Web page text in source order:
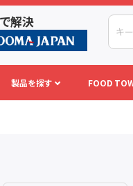
解決
製品を探す FOOD